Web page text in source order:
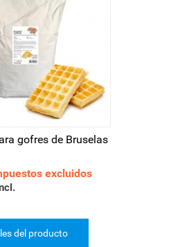
gofres de Bruselas
excluidos
del producto